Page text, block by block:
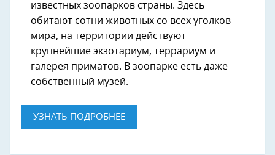
известных зоопарков страны. Здесь
обитают сотни животных со всех уголков
мира, на территории действуют
крупнейшие экзотариум, террариум и
галерея приматов. В зоопарке есть даже
собственный музей.
УЗНАТЬ ПОДРОБНЕЕ